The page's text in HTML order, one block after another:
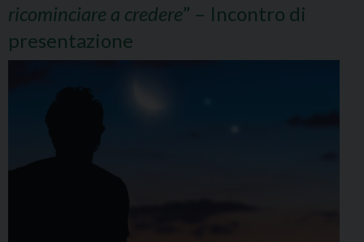
ricominciare a credere” – Incontro di
presentazione